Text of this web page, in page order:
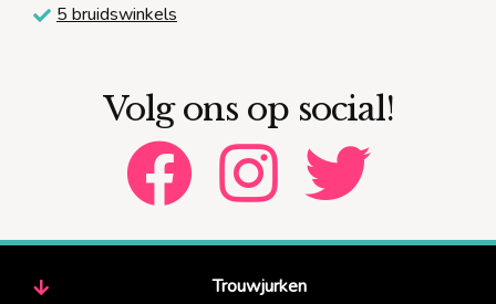
5 bruidswinkels
Volg ons op social!
Trouwjurken